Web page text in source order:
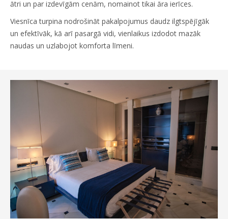
ātri un par izdevīgām cenām, nomainot tikai āra ierīces.
Viesnīca turpina nodrošināt pakalpojumus daudz ilgtspējīgāk
un efektīvāk, kā arī pasargā vidi, vienlaikus izdodot mazāk
naudas un uzlabojot komforta līmeni.